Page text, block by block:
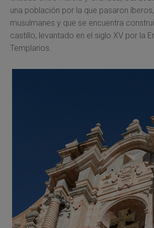
una población por la que pasaron
musulmanes y que se encuentra
castillo, levantado en el siglo XV por la
Templarios.